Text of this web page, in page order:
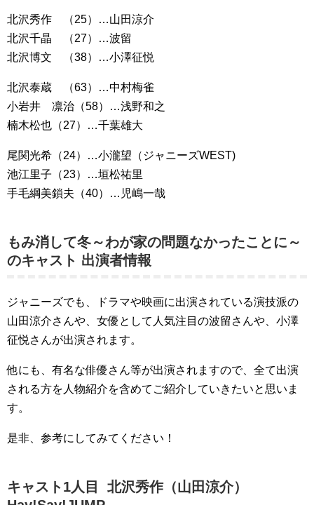
北沢秀作 （25）…山田涼介
北沢千晶 （27）…波留
北沢博文 （38）…小澤征悦
北沢泰蔵 （63）…中村梅雀
小岩井 凛治（58）…浅野和之
楠木松也（27）…千葉雄大
尾関光希（24）…小瀧望（ジャニーズWEST)
池江里子（23）…垣松祐里
手毛綱美鎖夫（40）…児嶋一哉
もみ消して冬～わが家の問題なかったことに～
のキャスト 出演者情報
ジャニーズでも、ドラマや映画に出演されている演技派の
山田涼介さんや、女優として人気注目の波留さんや、小澤
征悦さんが出演されます。
他にも、有名な俳優さん等が出演されますので、全て出演
される方を人物紹介を含めてご紹介していきたいと思いま
す。
是非、参考にしてみてください！
キャスト1人目 北沢秀作（山田涼介）